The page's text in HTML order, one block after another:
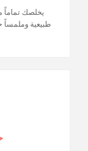
يخلصك تماماً
طبيعية وملمساً